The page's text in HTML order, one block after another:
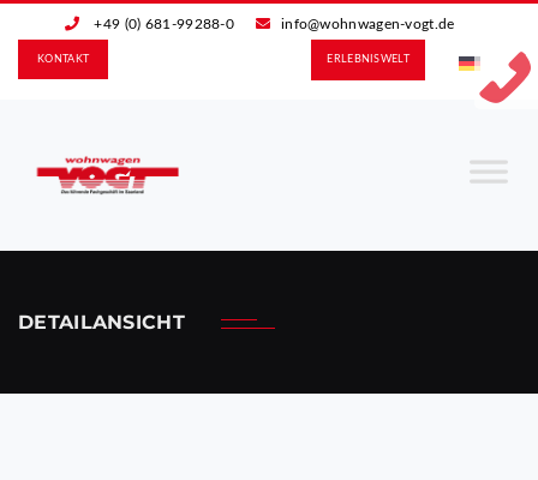
+49 (0) 681-99288-0 info@wohnwagen-vogt.de
ERLEBNIS­WELT
KONTAKT
DETAILANSICHT